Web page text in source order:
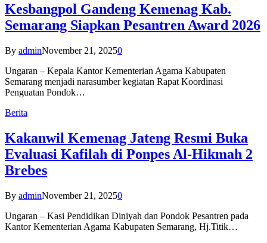
Kesbangpol Gandeng Kemenag Kab.
Semarang Siapkan Pesantren Award 2026
By adminNovember 21, 20250
Ungaran – Kepala Kantor Kementerian Agama Kabupaten
Semarang menjadi narasumber kegiatan Rapat Koordinasi
Penguatan Pondok…
Berita
Kakanwil Kemenag Jateng Resmi Buka
Evaluasi Kafilah di Ponpes Al-Hikmah 2
Brebes
By adminNovember 21, 20250
Ungaran – Kasi Pendidikan Diniyah dan Pondok Pesantren pada
Kantor Kementerian Agama Kabupaten Semarang, Hj.Titik…